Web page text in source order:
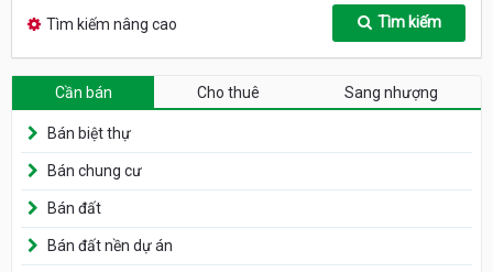
Tìm kiếm nâng cao Tìm kiếm
Cần bán Cho thuê Sang nhượng
Bán biệt thự
Bán chung cư
Bán đất
Bán đất nền dự án